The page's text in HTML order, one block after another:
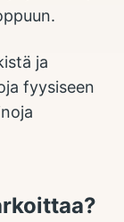
ja
fyysiseen